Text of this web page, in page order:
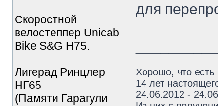
Скоростной
велостеппер Unicab
Bike S&G Н75.
Лигерад Ринцлер
НГ65
(Памяти Гарагули
для
Хорошо, что
14 лет
24.06.2012 -